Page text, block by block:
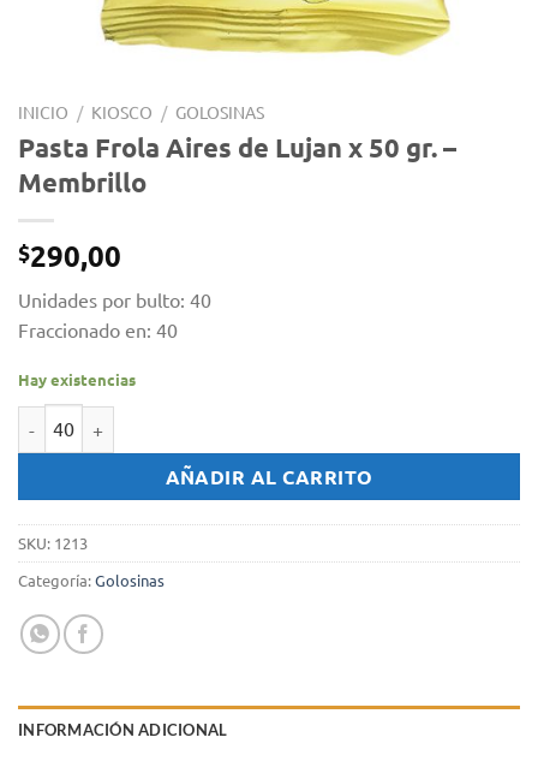
INICIO / KIOSCO / GOLOSINAS
Pasta Frola Aires de Lujan x 50 gr. –
Membrillo
$290,00
Unidades por bulto: 40
Fraccionado en: 40
Hay existencias
Pasta Frola Aires de Lujan x 50 gr. - Membrillo cantidad
AÑADIR AL CARRITO
SKU: 1213
Categoría:Golosinas
INFORMACIÓN ADICIONAL